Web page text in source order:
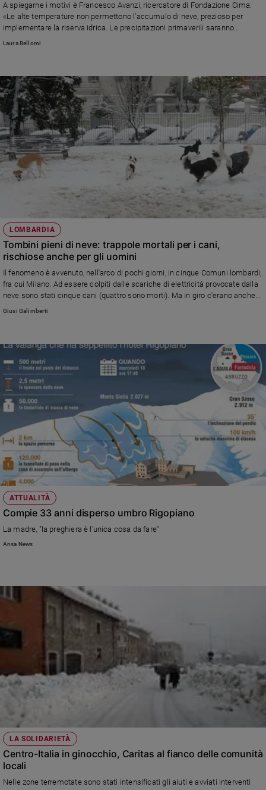
e
Creato
di
valore
Caso
della
settimana
Migranti
Diversità
e
Cultura
e
spettacoli
Sanremo
2026
Cinema,
Tv
Musica
Arte
Famiglia
educazione
Genitori
e
figli
Nonni
Coppia
Scuola
e
giovani
Vai
Riflessioni
Foto
Video
Podcast
Privacy
A spiegarne i motivi è Francesco Avanzi, ricercatore di Fondazione Cima:
«Le alte temperature non permettono l'accumulo di neve, prezioso per
implementare la riserva idrica. Le precipitazioni primaverili saranno
cruciali»
Laura Bellomi
LOMBARDIA
Tombini pieni di neve: trappole mortali per i cani,
rischiose anche per gli uomini
Il fenomeno è avvenuto, nell'arco di pochi giorni, in cinque Comuni lombardi,
fra cui Milano. Ad essere colpiti dalle scariche di elettricità provocate dalla
neve sono stati cinque cani (quattro sono morti). Ma in giro c'erano anche
molti bambini che giocavano: se uno di loro fosse caduto sopra uno di quei
Giusi Galimberti
ATTUALITÀ
Compie 33 anni disperso umbro Rigopiano
La madre, "la preghiera è l'unica cosa da fare"
Ansa News
LA SOLIDARIETÀ
Centro-Italia in ginocchio, Caritas al fianco delle comunità
locali
Nelle zone terremotate sono stati intensificati gli aiuti e avviati interventi